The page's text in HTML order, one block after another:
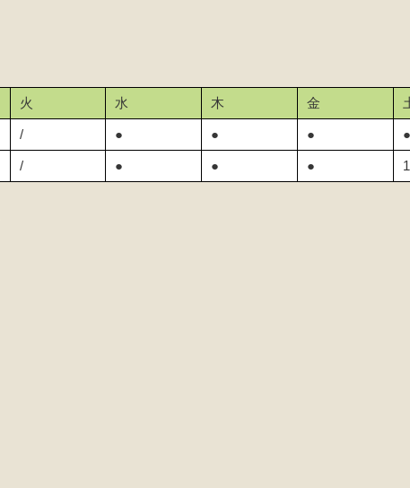
火 水 木 金
/ ● ● ● ●
/ ● ● ●